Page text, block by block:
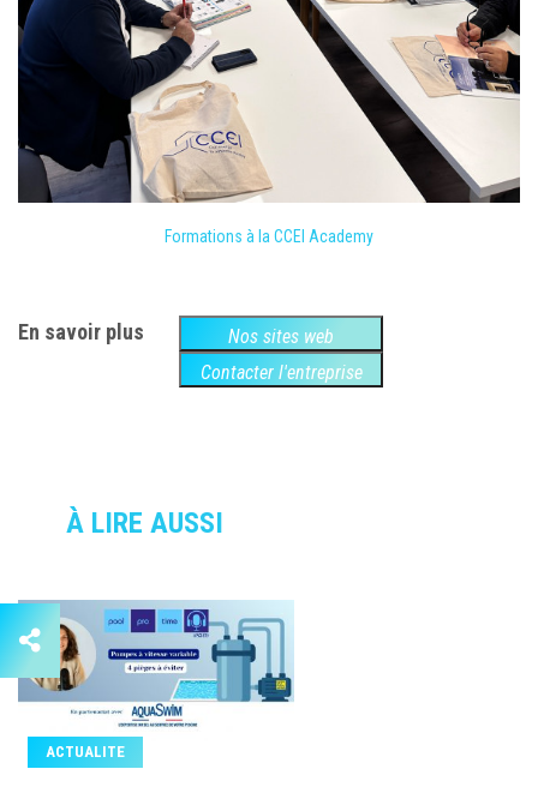
Formations à la CCEI Academy
En savoir plus
Nos sites web
Contacter l'entreprise
À LIRE AUSSI
ACTUALITE